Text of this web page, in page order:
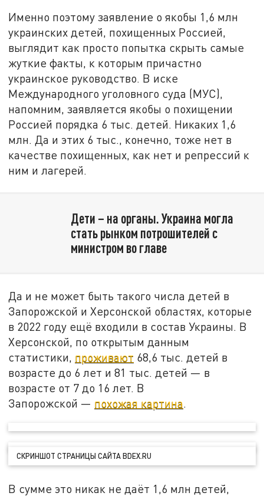
Именно поэтому заявление о якобы 1,6 млн
украинских детей, похищенных Россией,
выглядит как просто попытка скрыть самые
жуткие факты, к которым причастно
украинское руководство. В иске
Международного уголовного суда (МУС),
напомним, заявляется якобы о похищении
Россией порядка 6 тыс. детей. Никаких 1,6
млн. Да и этих 6 тыс., конечно, тоже нет в
качестве похищенных, как нет и репрессий к
ним и лагерей.
Дети – на органы. Украина могла
стать рынком потрошителей с
министром во главе
Да и не может быть такого числа детей в
Запорожской и Херсонской областях, которые
в 2022 году ещё входили в состав Украины. В
Херсонской, по открытым данным
статистики, проживают 68,6 тыс. детей в
возрасте до 6 лет и 81 тыс. детей — в
возрасте от 7 до 16 лет. В
Запорожской — похожая картина.
СКРИНШОТ СТРАНИЦЫ САЙТА BDEX.RU
В сумме это никак не даёт 1,6 млн детей,